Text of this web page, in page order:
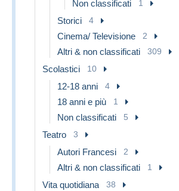
Non classificati 1
Storici 4
Cinema/ Televisione 2
Altri & non classificati 309
Scolastici 10
12-18 anni 4
18 anni e più 1
Non classificati 5
Teatro 3
Autori Francesi 2
Altri & non classificati 1
Vita quotidiana 38